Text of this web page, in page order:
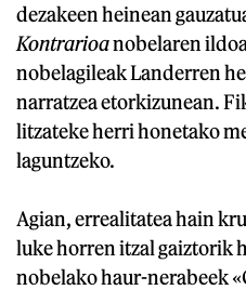
dezakeen heinean
Kontrarioanobelaren
nobelagileak Landerren
narratzea etorkizunean.
litzateke herri honetako
laguntzeko.
Agian, errealitatea hain
luke horren itzal gaiztorik
nobelako haur-nerabeek